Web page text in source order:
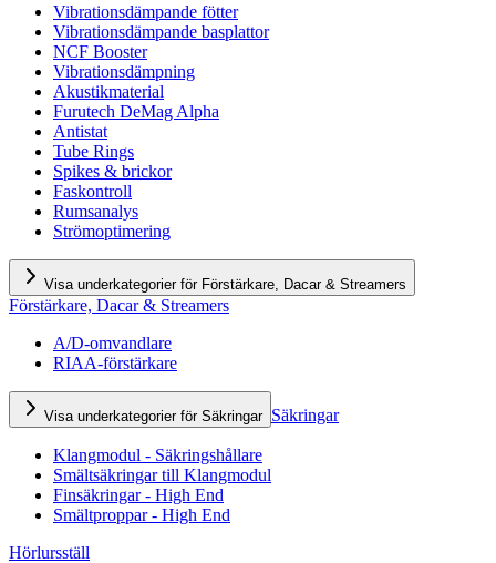
Vibrationsdämpande fötter
Vibrationsdämpande basplattor
NCF Booster
Vibrationsdämpning
Akustikmaterial
Furutech DeMag Alpha
Antistat
Tube Rings
Spikes & brickor
Faskontroll
Rumsanalys
Strömoptimering
Visa underkategorier för Förstärkare, Dacar & Streamers
Förstärkare, Dacar & Streamers
A/D-omvandlare
RIAA-förstärkare
Visa underkategorier för Säkringar Säkringar
Klangmodul - Säkringshållare
Smältsäkringar till Klangmodul
Finsäkringar - High End
Smältproppar - High End
Hörlursställ